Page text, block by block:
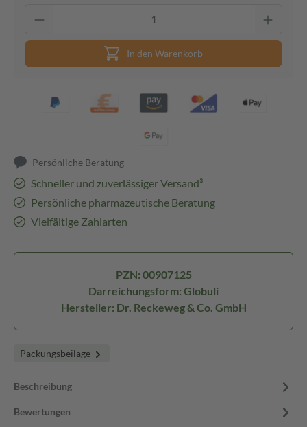
In den Warenkorb
Persönliche Beratung
Schneller und zuverlässiger Versand³
Persönliche pharmazeutische Beratung
Vielfältige Zahlarten
PZN: 00907125
Darreichungsform: Globuli
Hersteller: Dr. Reckeweg & Co. GmbH
Packungsbeilage
Beschreibung
Bewertungen